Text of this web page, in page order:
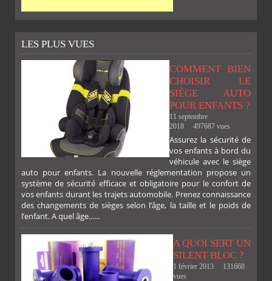
LES PLUS VUES
COMMENT BIEN
CHOISIR LE
SIÈGE AUTO
POUR ENFANTS ?
11 septembre
2018
497687 vues
Assurez la sécurité de
vos enfants à bord du
véhicule avec le siège
auto pour enfants. La nouvelle réglementation propose un
système de sécurité efficace et obligatoire pour le confort de
vos enfants durant les trajets automobile. Prenez connaissance
des changements de sièges selon l’âge, la taille et le poids de
l’enfant. A quel âge......
A QUOI SERT UN
SILENT BLOC ?
1 février 2013
131668
vues